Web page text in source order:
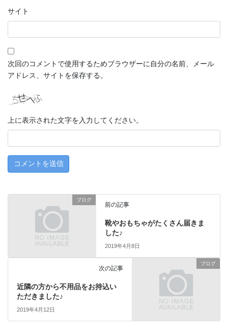
サイト
次回のコメントで使用するためブラウザーに自分の名前、メール
アドレス、サイトを保存する。
上に表示された文字を入力してください。
ブログ
前の記事
靴やおもちゃがたくさん届きま
した♪
2019年4月8日
ブログ
次の記事
近隣の方から不用品をお持込い
ただきました♪
2019年4月12日